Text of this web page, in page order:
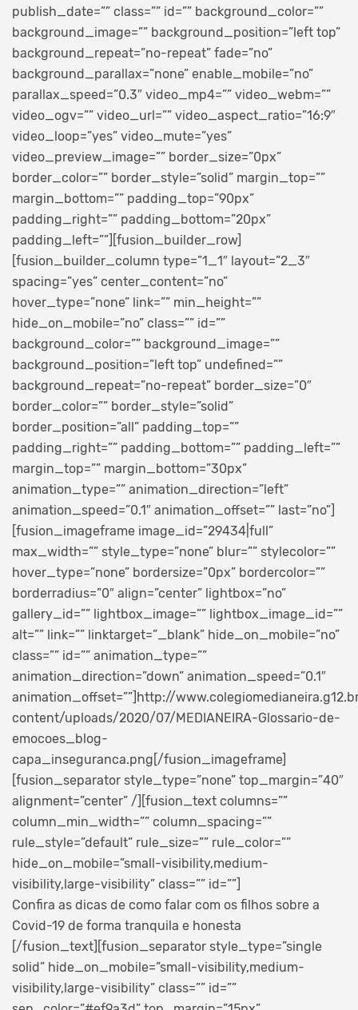
publish_date=”” class=”” id=”” background_color=””
background_image=”” background_position=”left top”
background_repeat=”no-repeat” fade=”no”
background_parallax=”none” enable_mobile=”no”
parallax_speed=”0.3″ video_mp4=”” video_webm=””
video_ogv=”” video_url=”” video_aspect_ratio=”16:9″
video_loop=”yes” video_mute=”yes”
video_preview_image=”” border_size=”0px”
border_color=”” border_style=”solid” margin_top=””
margin_bottom=”” padding_top=”90px”
padding_right=”” padding_bottom=”20px”
padding_left=””][fusion_builder_row]
[fusion_builder_column type=”1_1″ layout=”2_3″
spacing=”yes” center_content=”no”
hover_type=”none” link=”” min_height=””
hide_on_mobile=”no” class=”” id=””
background_color=”” background_image=””
background_position=”left top” undefined=””
background_repeat=”no-repeat” border_size=”0″
border_color=”” border_style=”solid”
border_position=”all” padding_top=””
padding_right=”” padding_bottom=”” padding_left=””
margin_top=”” margin_bottom=”30px”
animation_type=”” animation_direction=”left”
animation_speed=”0.1″ animation_offset=”” last=”no”]
[fusion_imageframe image_id=”29434|full”
max_width=”” style_type=”none” blur=”” stylecolor=””
hover_type=”none” bordersize=”0px” bordercolor=””
borderradius=”0″ align=”center” lightbox=”no”
gallery_id=”” lightbox_image=”” lightbox_image_id=””
alt=”” link=”” linktarget=”_blank” hide_on_mobile=”no”
class=”” id=”” animation_type=””
animation_direction=”down” animation_speed=”0.1″
animation_offset=””]http://
content/uploads/2020/07/MEDIANEIRA-Glossario-de-
emocoes_blog-
capa_inseguranca.png[/fusion_imageframe]
[fusion_separator style_type=”none” top_margin=”40″
alignment=”center” /][fusion_text columns=””
column_min_width=”” column_spacing=””
rule_style=”default” rule_size=”” rule_color=””
hide_on_mobile=”small-visibility,medium-
visibility,large-visibility” class=”” id=””]
Confira as dicas de como falar com os filhos sobre a
Covid-19 de forma tranquila e honesta
[/fusion_text][fusion_separator style_type=”single
solid” hide_on_mobile=”small-visibility,medium-
visibility,large-visibility” class=”” id=””